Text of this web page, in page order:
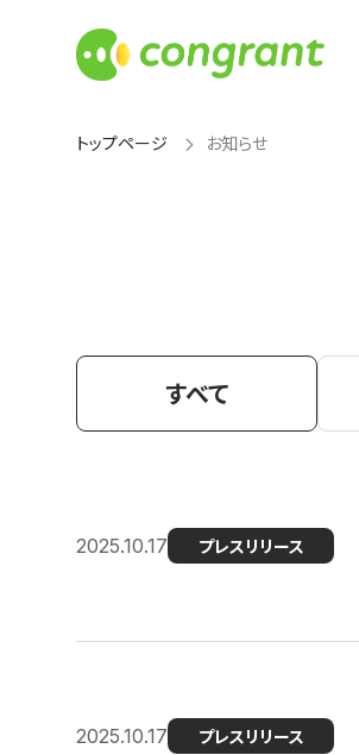
トップページ お知らせ
すべて
2025.10.17 プレスリリース
2025.10.17 プレスリリース